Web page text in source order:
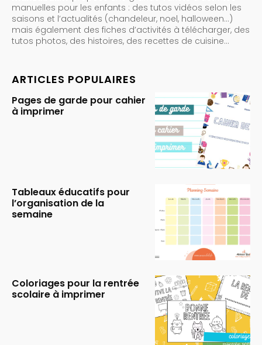
manuelles pour les enfants : des tutos vidéos selon les
saisons et l’actualités (chandeleur, noel, halloween…)
mais également des fiches d’activités à télécharger, des
tutos photos, des histoires, des recettes de cuisine…
ARTICLES POPULAIRES
Pages de garde pour cahier
à imprimer
Tableaux éducatifs pour
l’organisation de la
semaine
Coloriages pour la rentrée
scolaire à imprimer